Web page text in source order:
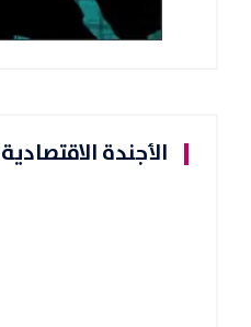
الأجندة الاقتصادية